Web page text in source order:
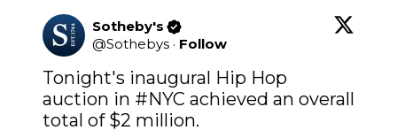
Sotheby's
@Sothebys · Follow
Tonight's inaugural Hip Hop
auction in #NYC achieved an overall